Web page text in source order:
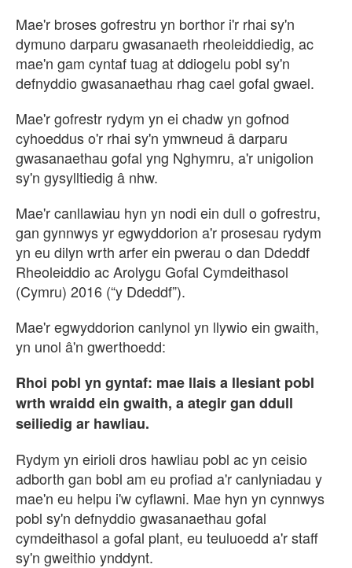
Mae'r broses gofrestru yn borthor i'r rhai sy'n
dymuno darparu gwasanaeth rheoleiddiedig, ac
mae'n gam cyntaf tuag at ddiogelu pobl sy'n
defnyddio gwasanaethau rhag cael gofal gwael.
Mae'r gofrestr rydym yn ei chadw yn gofnod
cyhoeddus o'r rhai sy'n ymwneud â darparu
gwasanaethau gofal yng Nghymru, a'r unigolion
sy'n gysylltiedig â nhw.
Mae'r canllawiau hyn yn nodi ein dull o gofrestru,
gan gynnwys yr egwyddorion a'r prosesau rydym
yn eu dilyn wrth arfer ein pwerau o dan Ddeddf
Rheoleiddio ac Arolygu Gofal Cymdeithasol
(Cymru) 2016 (“y Ddeddf”).
Mae'r egwyddorion canlynol yn llywio ein gwaith,
yn unol â'n gwerthoedd:
Rhoi pobl yn gyntaf: mae llais a llesiant pobl
wrth wraidd ein gwaith, a ategir gan ddull
seiliedig ar hawliau.
Rydym yn eirioli dros hawliau pobl ac yn ceisio
adborth gan bobl am eu profiad a'r canlyniadau y
mae'n eu helpu i'w cyflawni. Mae hyn yn cynnwys
pobl sy'n defnyddio gwasanaethau gofal
cymdeithasol a gofal plant, eu teuluoedd a'r staff
sy'n gweithio ynddynt.